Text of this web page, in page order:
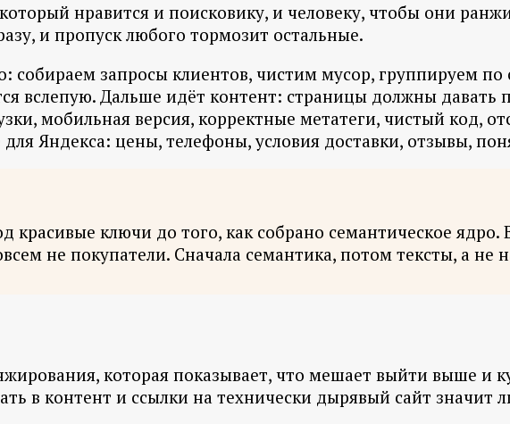
нравится и поисковику, и человеку, чтобы они
и пропуск любого тормозит остальные.
собираем запросы клиентов, чистим мусор, группируем
вслепую. Дальше идёт контент: страницы должны давать
мобильная версия, корректные метатеги, чистый код,
Яндекса: цены, телефоны, условия доставки, отзывы,
красивые ключи до того, как собрано семантическое
не покупатели. Сначала семантика, потом тексты, а не
которая показывает, что мешает выйти выше и
в контент и ссылки на технически дырявый сайт значит